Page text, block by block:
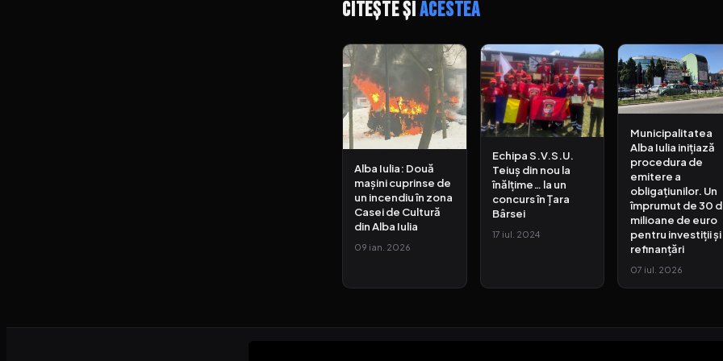
Citește șiacestea
Alba Iulia: Două
mașini cuprinse de
un incendiu în zona
Casei de Cultură
din Alba Iulia
09 ian. 2026
Echipa S.V.S.U.
Teiuș din nou la
înălțime… la un
concurs în Țara
Bârsei
17 iul. 2024
Municipalitatea
Alba Iulia inițiază
procedura de
emitere a
obligațiunilor. Un
împrumut de 30
milioane de euro
pentru investiții și
refinanțări
07 iul. 2026